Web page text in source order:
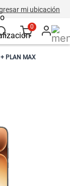
mi ubicación
0
+ PLAN MAX